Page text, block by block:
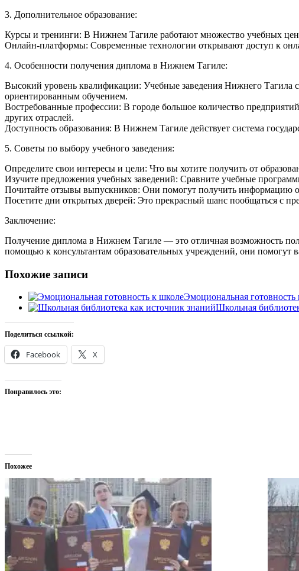
3. Дополнительное образование:
Курсы и тренинги: В Нижнем Тагиле работают множество учебных
Онлайн-платформы: Современные технологии открывают доступ к
4. Особенности получения диплома в Нижнем Тагиле:
Высокий уровень квалификации: Учебные заведения Нижнего Тагила
ориентированным обучением.
Востребованные профессии: В городе большое количество
других отраслей.
Доступность образования: В Нижнем Тагиле действует система
5. Советы по выбору учебного заведения:
Определите свои интересы и цели: Что вы хотите получить от
Изучите предложения учебных заведений: Сравните учебные
Почитайте отзывы выпускников: Они помогут получить информацию о
Посетите дни открытых дверей: Это прекрасный шанс пообщаться с
Заключение:
Получение диплома в Нижнем Тагиле — это отличная возможность
помощью к консультантам образовательных учреждений, они помогут
Похожие записи
Эмоциональная готовность
Школьная
Поделиться ссылкой:
Facebook X
Понравилось это:
Похожее